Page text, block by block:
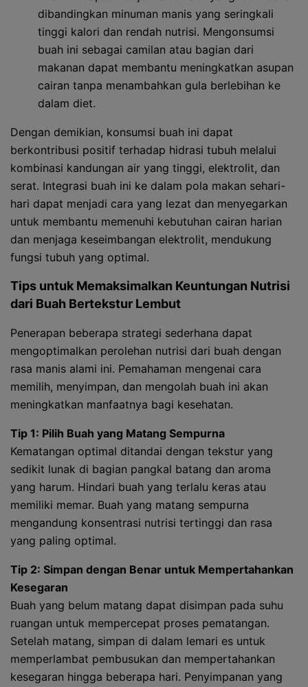
dibandingkan minuman manis yang seringkali
tinggi kalori dan rendah nutrisi. Mengonsumsi
buah ini sebagai camilan atau bagian dari
makanan dapat membantu meningkatkan asupan
cairan tanpa menambahkan gula berlebihan ke
dalam diet.
Dengan demikian, konsumsi buah ini dapat
berkontribusi positif terhadap hidrasi tubuh melalui
kombinasi kandungan air yang tinggi, elektrolit, dan
serat. Integrasi buah ini ke dalam pola makan sehari-
hari dapat menjadi cara yang lezat dan menyegarkan
untuk membantu memenuhi kebutuhan cairan harian
dan menjaga keseimbangan elektrolit, mendukung
fungsi tubuh yang optimal.
Tips untuk Memaksimalkan Keuntungan Nutrisi
dari Buah Bertekstur Lembut
Penerapan beberapa strategi sederhana dapat
mengoptimalkan perolehan nutrisi dari buah dengan
rasa manis alami ini. Pemahaman mengenai cara
memilih, menyimpan, dan mengolah buah ini akan
meningkatkan manfaatnya bagi kesehatan.
Tip 1: Pilih Buah yang Matang Sempurna
Kematangan optimal ditandai dengan tekstur yang
sedikit lunak di bagian pangkal batang dan aroma
yang harum. Hindari buah yang terlalu keras atau
memiliki memar. Buah yang matang sempurna
mengandung konsentrasi nutrisi tertinggi dan rasa
yang paling optimal.
Tip 2: Simpan dengan Benar untuk Mempertahankan
Kesegaran
Buah yang belum matang dapat disimpan pada suhu
ruangan untuk mempercepat proses pematangan.
Setelah matang, simpan di dalam lemari es untuk
memperlambat pembusukan dan mempertahankan
kesegaran hingga beberapa hari. Penyimpanan yang